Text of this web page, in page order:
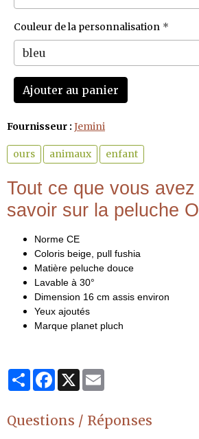
Couleur de la personnalisation
Ajouter au panier
Fournisseur : Jemini
ours animaux enfant
Tout ce que vous
savoir sur la peluche
Norme CE
Coloris beige, pull fushia
Matière peluche douce
Lavable à 30°
Dimension 16 cm assis environ
Yeux ajoutés
Marque planet pluch
PartagerFacebook
X
Questions / Réponses